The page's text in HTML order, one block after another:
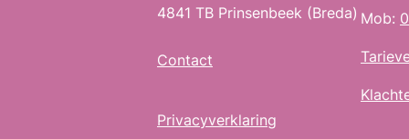
4841 TB Prinsenbeek (Breda)
Contact
Privacyverklaring
Mob: